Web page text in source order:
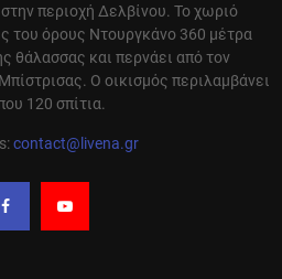
περιοχή Δελβίνου. Το χωριό
του όρους Ντουργκάνο 360 μέτρα
θάλασσας και περνάει από τον
Ο οικισμός περιλαμβάνει
120 σπίτια.
contact@livena.gr